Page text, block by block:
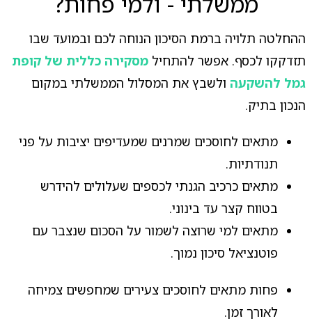
ההחלטה תלויה ברמת הסיכון הנוחה לכם ובמועד שבו
תזדקקו לכסף. אפשר להתחיל מסקירה כללית של קופת
גמל להשקעהולשבץ את המסלול הממשלתי במקום
הנכון בתיק.
מתאים לחוסכים שמרנים שמעדיפים יציבות על פני
תנודתיות.
מתאים כרכיב הגנתי לכספים שעלולים להידרש
בטווח קצר עד בינוני.
מתאים למי שרוצה לשמור על הסכום שנצבר עם
פוטנציאל סיכון נמוך.
פחות מתאים לחוסכים צעירים שמחפשים צמיחה
לאורך זמן.